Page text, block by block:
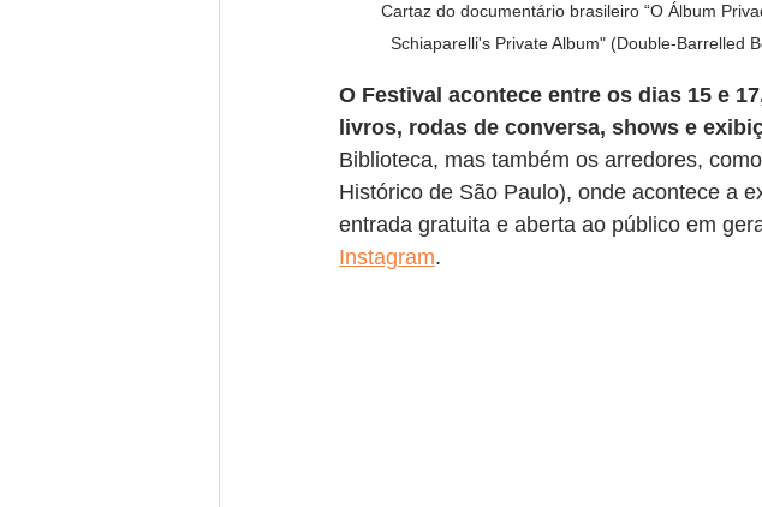
Cartaz do documentário brasileiro “O Álbum
Schiaparelli's Private Album" (Double-Barrelled
O Festival acontece entre os dias 15 e
livros, rodas de conversa, shows e
Biblioteca, mas também os arredores,
Histórico de São Paulo), onde acontece a
entrada gratuita e aberta ao público em
Instagram.